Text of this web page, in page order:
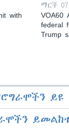
with
ማርች
VOA60
federal
Trump
ይዩ